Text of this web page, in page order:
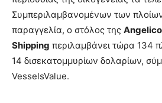
Συμπεριλαμβανομένων των
παραγγελία, ο στόλος της
Shipping περιλαμβάνει τώρα 134
14 δισεκατομμυρίων δολαρίων,
VesselsValue.